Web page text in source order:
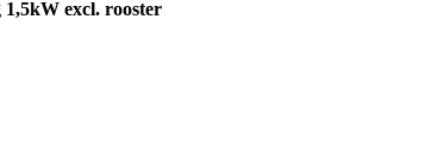
excl. rooster